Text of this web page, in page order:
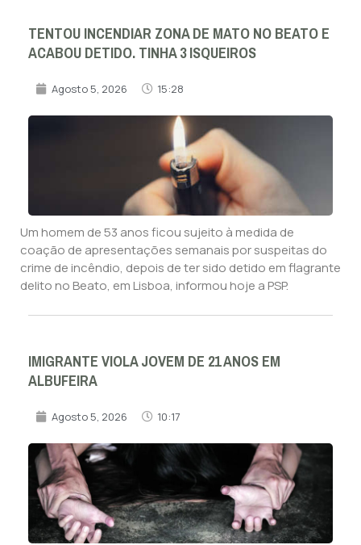
TENTOU INCENDIAR ZONA DE MATO NO BEATO E
ACABOU DETIDO. TINHA 3 ISQUEIROS
Agosto 5, 2026 15:28
Um homem de 53 anos ficou sujeito à medida de
coação de apresentações semanais por suspeitas do
crime de incêndio, depois de ter sido detido em flagrante
delito no Beato, em Lisboa, informou hoje a PSP.
IMIGRANTE VIOLA JOVEM DE 21 ANOS EM
ALBUFEIRA
Agosto 5, 2026 10:17